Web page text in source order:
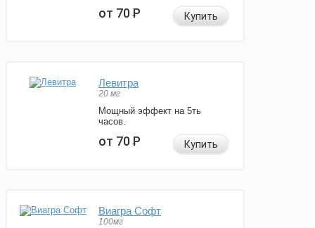
от 70Р Купить
Левитра
20 мг
Мощный эффект на 5ть
часов.
от 70Р Купить
Виагра Софт
100мг